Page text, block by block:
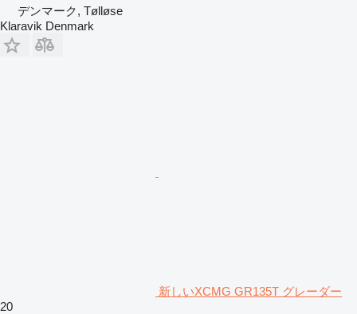
デンマーク, Tølløse
Klaravik Denmark
新しいXCMG GR135T グレーダー
20